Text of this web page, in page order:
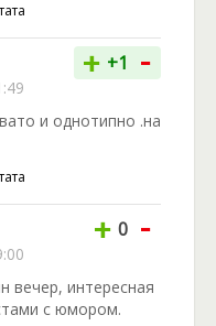
+ +1 -
и однотипно .на
+ 0 -
вечер, интересная
с юмором.